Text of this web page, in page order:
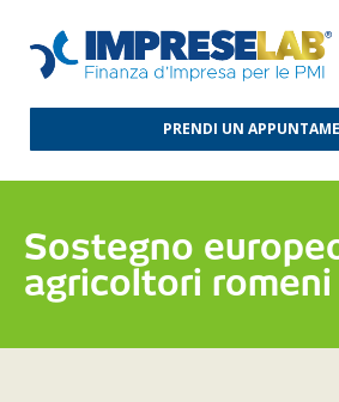
PRENDI UN
Sostegno
agricoltori romeni